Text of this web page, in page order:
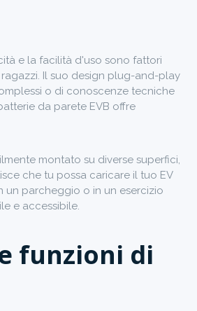
e la facilità d'uso sono fattori
Il suo design plug-and-play
o di conoscenze tecniche
da parete EVB offre
montato su diverse superfici,
che tu possa caricare il tuo EV
un parcheggio o in un esercizio
e accessibile.
funzioni di